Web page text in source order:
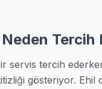
araç gereçleTercih
tercih
gösteriyor.